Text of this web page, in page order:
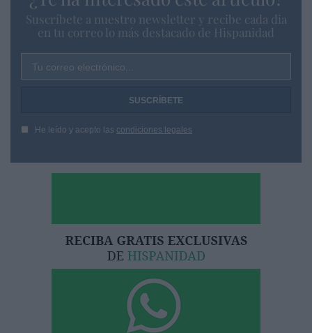
Suscríbete a nuestro newsletter y recibe cada dia
en tu correo lo más destacado de Hispanidad
Tu correo electrónico...
He leído y acepto las condiciones legales